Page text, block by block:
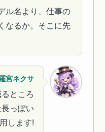
ル名より、仕事の
なるか。そこに先
宮ネクサ
ところ
っぽい
します!